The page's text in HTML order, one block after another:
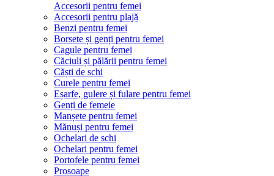
Accesorii pentru femei
Accesorii pentru plajă
Benzi pentru femei
Borsete și genți pentru femei
Cagule pentru femei
Căciuli și pălării pentru femei
Căști de schi
Curele pentru femei
Eșarfe, gulere și fulare pentru femei
Genți de femeie
Manșete pentru femei
Mănuși pentru femei
Ochelari de schi
Ochelari pentru femei
Portofele pentru femei
Prosoape